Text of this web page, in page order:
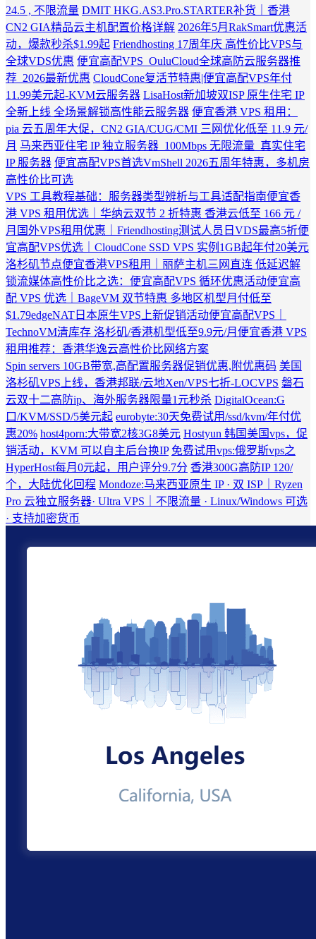
24.5 , 不限流量 DMIT HKG.AS3.Pro.STARTER补货｜香港
CN2 GIA精品云主机配置价格详解 2026年5月RakSmart优惠活
动，爆款秒杀$1.99起 Friendhosting 17周年庆 高性价比VPS与
全球VDS优惠 便宜高配VPS_OuluCloud全球高防云服务器推
荐_2026最新优惠 CloudCone复活节特惠|便宜高配VPS年付
11.99美元起-KVM云服务器 LisaHost新加坡双ISP 原生住宅 IP
全新上线 全场景解锁高性能云服务器 便宜香港 VPS 租用：
pia 云五周年大促，CN2 GIA/CUG/CMI 三网优化低至 11.9 元/
月 马来西亚住宅 IP 独立服务器_100Mbps 无限流量_真实住宅
IP 服务器 便宜高配VPS首选VmShell 2026五周年特惠，多机房
高性价比可选
VPS 工具教程基础：服务器类型辨析与工具适配指南便宜香
港 VPS 租用优选｜华纳云双节 2 折特惠 香港云低至 166 元 /
月 国外VPS租用优惠｜Friendhosting测试人员日VDS最高5折便
宜高配VPS优选｜CloudCone SSD VPS 实例1GB起年付20美元
洛杉矶节点便宜香港VPS租用｜丽萨主机三网直连 低延迟解
锁流媒体高性价比之选：便宜高配VPS 循环优惠活动便宜高
配 VPS 优选｜BageVM 双节特惠 多地区机型月付低至
$1.79edgeNAT日本原生VPS上新促销活动便宜高配VPS｜
TechnoVM清库存 洛杉矶/香港机型低至9.9元/月 便宜香港 VPS
租用推荐：香港华逸云高性价比网络方案
Spin servers 10GB带宽,高配置服务器促销优惠,附优惠码 美国
洛杉矶VPS上线，香港邦联/云地Xen/VPS七折-LOCVPS 磐石
云双十二高防ip、海外服务器限量1元秒杀 DigitalOcean:G
口/KVM/SSD/5美元起 eurobyte:30天免费试用/ssd/kvm/年付优
惠20% host4porn:大带宽2核3G8美元 Hostyun 韩国美国vps，促
销活动，KVM 可以自主后台换IP 免费试用vps:俄罗斯vps之
HyperHost每月0元起，用户评分9.7分 香港300G高防IP 120/
个，大陆优化回程 Mondoze:马来西亚原生 IP · 双 ISP｜Ryzen
Pro 云独立服务器· Ultra VPS｜不限流量 · Linux/Windows 可选
· 支持加密货币